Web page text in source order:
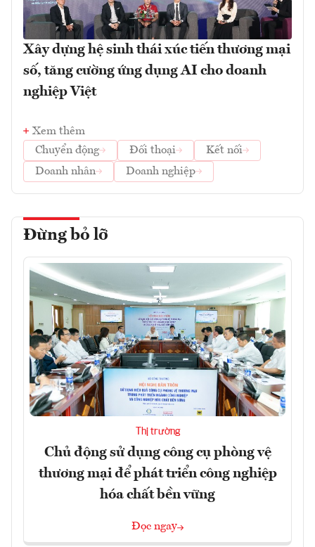
Xây dựng hệ sinh thái xúc tiến thương mại
số, tăng cường ứng dụng AI cho doanh
nghiệp Việt
Xem thêm
Chuyển động
Đối thoại
Kết nối
Doanh nhân
Doanh nghiệp
Đừng bỏ lỡ
Thị trường
Chủ động sử dụng công cụ phòng vệ
thương mại để phát triển công nghiệp
hóa chất bền vững
Đọc ngay